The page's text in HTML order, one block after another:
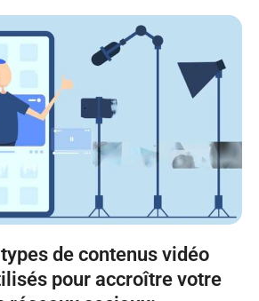
de contenus vidéo
pour accroître votre